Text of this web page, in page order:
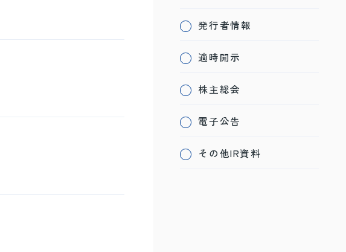
発行者情報
適時開示
株主総会
電子公告
その他IR資料